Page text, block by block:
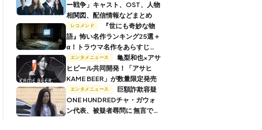
ー戦争」キャスト、OST、人物
相関図、配信情報などまとめ
レコメンド
語』怖い名作ランキング25選＋
α！トラウマ名作をあらすじ付
きで解説
エンタメニュース
ヒビール共同開発！「アサヒ
KAME BEER」が数量限定発売
エンタメニュース
ONE HUNDREDチャ・ガウォ
ン代表、被疑者尋問に 無言で退